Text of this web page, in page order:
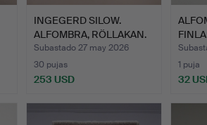
INGEGERD SILOW.
ALFOMBRA, RÖLLAKAN.
Subastado 27 may 2026
30 pujas
253 USD
1 puja
32